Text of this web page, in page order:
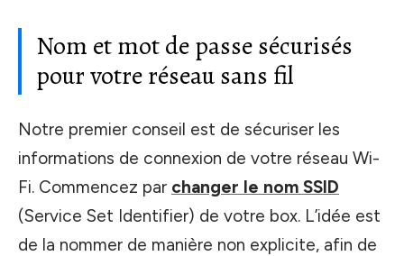
Nom et mot de passe sécurisés
pour votre réseau sans fil
Notre premier conseil est de sécuriser les
informations de connexion de votre réseau Wi-
Fi. Commencez par changer le nom SSID
(Service Set Identifier) de votre box. L’idée est
de la nommer de manière non explicite, afin de